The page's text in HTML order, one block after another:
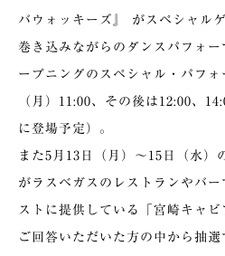
バウォッキーズ』 がスペシャル
巻き込みながらのダンスパフォ
ープニングのスペシャル・パフォ
（月）11:00、その後は12:00、
に登場予定）。
また5月13日（月）～15日（水）
がラスベガスのレストランやバ
ストに提供している「宮崎キャ
ご回答いただいた方の中から抽